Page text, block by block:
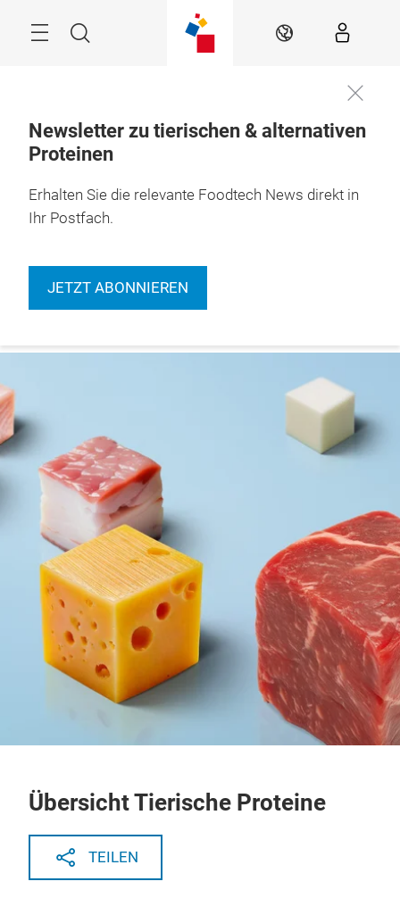
Suche DE
Newsletter zu tierischen & alternativen
Proteinen
Erhalten Sie die relevante Foodtech News direkt in
Ihr Postfach.
JETZT ABONNIEREN
Übersicht Tierische Proteine
TEILEN